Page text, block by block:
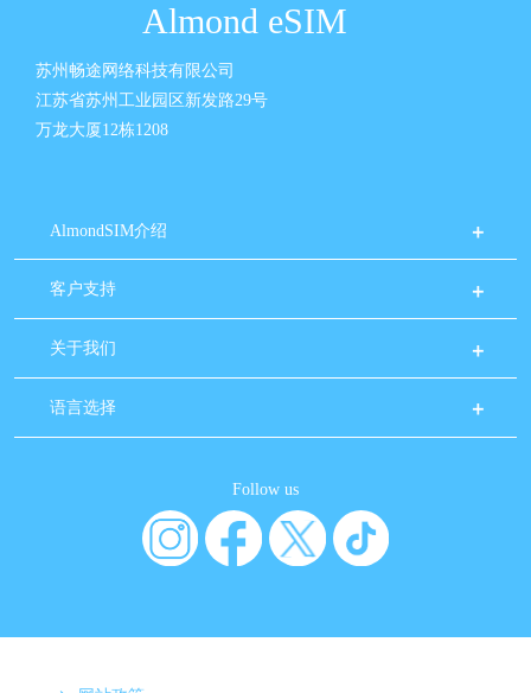
Almond eSIM
苏州畅途网络科技有限公司
江苏省苏州工业园区新发路29号
万龙大厦12栋1208
AlmondSIM介绍
客户支持
关于我们
语言选择
Follow us